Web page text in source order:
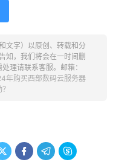
文字）以原创、转载和分
知，我们将会在一时间删
理请联系客服。邮箱：
年购买西部数码云服务器
  